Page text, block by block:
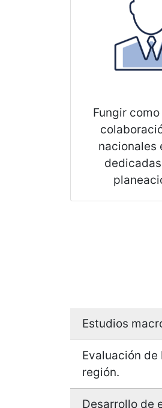
Fungir
nacionales
Estudios
Evaluación de
región.